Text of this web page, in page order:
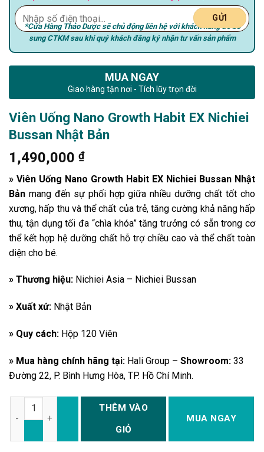
*Cửa Hàng Thảo Dược sẽ chủ động liên hệ với khách hàng để bổ
sung CTKM sau khi quý khách đăng ký nhận tư vấn sản phẩm
MUA NGAY
Giao hàng tận nơi - Tích lũy trọn đời
Viên Uống Nano Growth Habit EX Nichiei
Bussan Nhật Bản
1,490,000 ₫
» Viên Uống Nano Growth Habit EX Nichiei Bussan Nhật
Bản mang đến sự phối hợp giữa nhiều dưỡng chất tốt cho
xương, hấp thu và thể chất của trẻ, tăng cường khả năng hấp
thu, tận dụng tối đa “chìa khóa” tăng trưởng có sẵn trong cơ
thể kết hợp hệ dưỡng chất hỗ trợ chiều cao và thể chất toàn
diện cho bé.
» Thương hiệu: Nichiei Asia – Nichiei Bussan
» Xuất xứ: Nhật Bản
» Quy cách: Hộp 120 Viên
» Mua hàng chính hãng tại: Hali Group – Showroom: 33
Đường 22, P. Bình Hưng Hòa, TP. Hồ Chí Minh.
Số lượng THÊM VÀO
GIỎ
MUA NGAY